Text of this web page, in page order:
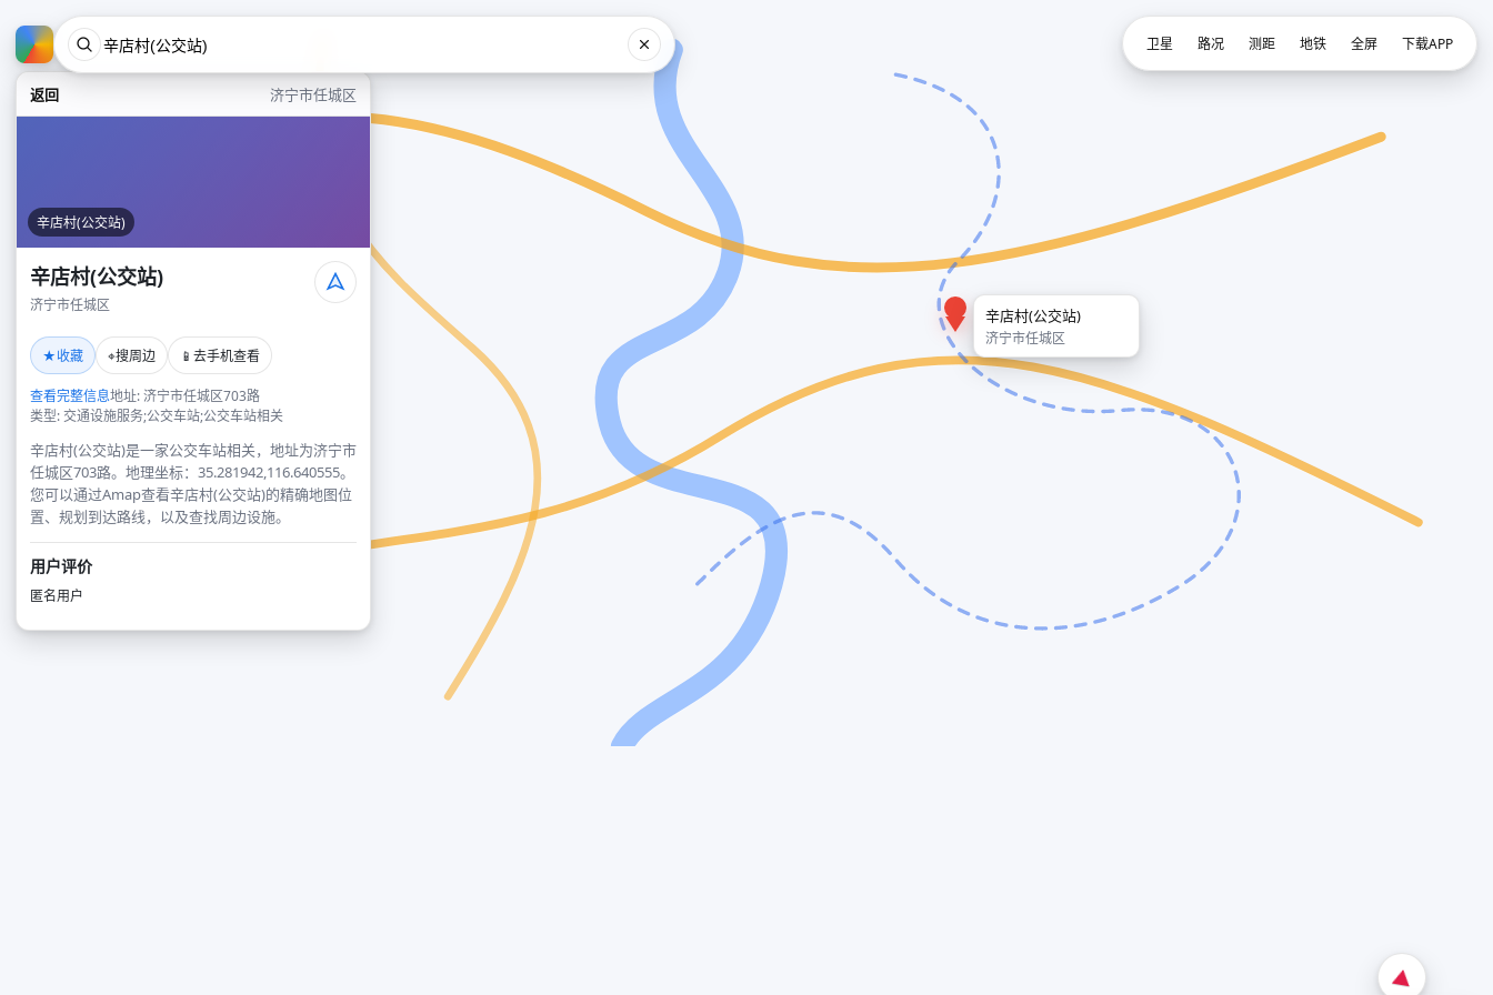
返回 济宁市任城区
辛店村(公交站)
辛店村(公交站)
济宁市任城区
★收藏 ⌖搜周边 📱 去手机查看
查看完整信息地址: 济宁市任城区703路
类型: 交通设施服务;公交车站;公交车站相关
辛店村(公交站)是一家公交车站相关，地址为济宁市
任城区703路。地理坐标：35.281942,116.640555。
您可以通过Amap查看辛店村(公交站)的精确地图位
置、规划到达路线，以及查找周边设施。
用户评价
匿名用户
辛店村(公交站)
济宁市任城区
卫星 路况 测距 地铁 全屏 下载APP